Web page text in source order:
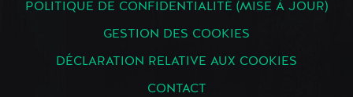
POLITIQUE DE CONFIDENTIALITÉ (MISE À JOUR)
GESTION DES COOKIES
DÉCLARATION RELATIVE AUX COOKIES
CONTACT